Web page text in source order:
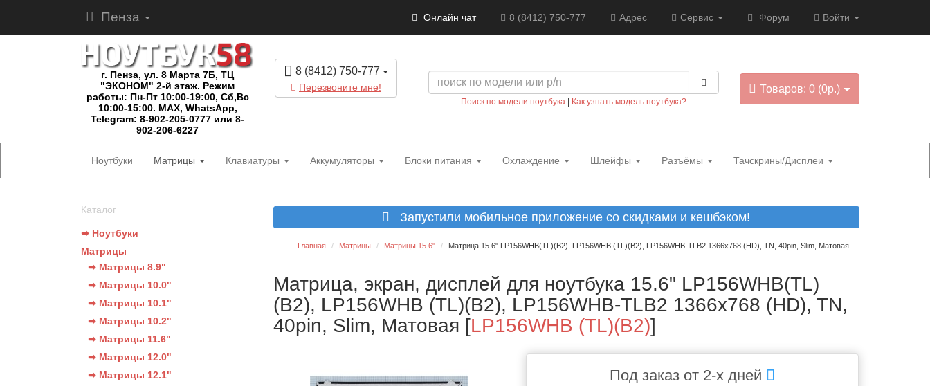
Пенза Онлайн чат 8 (8412) 750-777 Адрес Сервис Форум Войти
г. Пенза, ул. 8 Марта 7Б, ТЦ
"ЭКОНОМ" 2-й этаж. Режим
работы: Пн-Пт 10:00-19:00, Сб,Вс
10:00-15:00. MAX, WhatsApp,
Telegram: 8-902-205-0777 или 8-
902-206-6227
8 (8412) 750-777
Перезвоните мне!
Поиск по модели ноутбука Как узнать модель ноутбука?
Товаров: 0 (0р.)
Ноутбуки Матрицы Клавиатуры Аккумуляторы Блоки питания Охлаждение Шлейфы Разъёмы Тачскрины/Дисплеи
Каталог
➥ Ноутбуки
Матрицы
➥ Матрицы 8.9"
➥ Матрицы 10.0"
➥ Матрицы 10.1"
➥ Матрицы 10.2"
➥ Матрицы 11.6"
➥ Матрицы 12.0"
➥ Матрицы 12.1"
Запустили мобильное приложение со скидками и кешбэком!
Главная Матрицы Матрицы 15.6" Матрица 15.6" LP156WHB(TL)(B2), LP156WHB (TL)(B2), LP156WHB-TLB2 1366x768 (HD), TN, 40pin, Slim, Матовая
Матрица, экран, дисплей для ноутбука 15.6" LP156WHB(TL)
(B2), LP156WHB (TL)(B2), LP156WHB-TLB2 1366x768 (HD), TN,
40pin, Slim, Матовая [LP156WHB (TL)(B2)]
Под заказ от 2-х дней